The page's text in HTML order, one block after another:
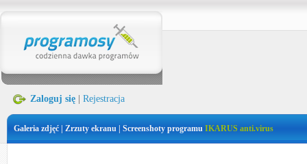
Zaloguj się Rejestracja
Galeria zdjęć | Zrzuty ekranu | Screenshoty programu IKARUS anti.virus